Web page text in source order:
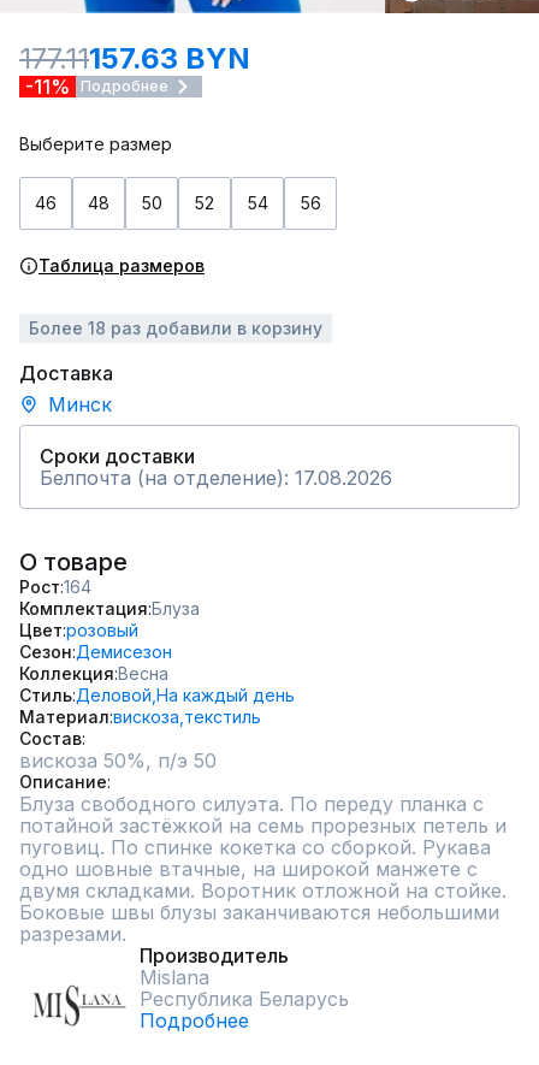
177.11157.63 BYN
-11% Подробнее
Выберите размер
46 48 50 52 54 56
Таблица размеров
Более 18 раз добавили в корзину
Доставка
Минск
Сроки доставки
Белпочта (на отделение): 17.08.2026
О товаре
Рост 164
Комплектация Блуза
Цвет розовый
Сезон Демисезон
Коллекция Весна
Стиль Деловой, На каждый день
Материал вискоза, текстиль
Состав
вискоза 50%, п/э 50
Описание
Блуза свободного силуэта. По переду планка с
потайной застёжкой на семь прорезных петель и
пуговиц. По спинке кокетка со сборкой. Рукава
одно шовные втачные, на широкой манжете с
двумя складками. Воротник отложной на стойке.
Боковые швы блузы заканчиваются небольшими
разрезами.
Производитель
Mislana
Республика Беларусь
Подробнее